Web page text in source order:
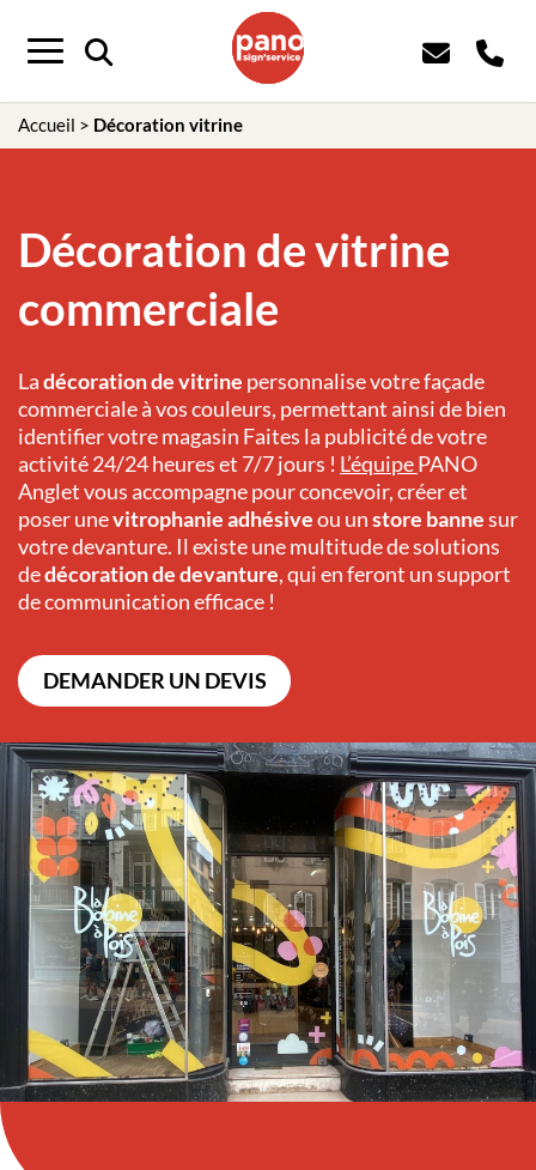
Menu
Accueil > Décoration vitrine
Décoration de vitrine
commerciale
Ladécoration de vitrine personnalise votre façade
commerciale à vos couleurs, permettant ainsi de bien
identifier votre magasin Faites la publicité de votre
activité 24/24 heures et 7/7 jours ! L’équipePANO
Angletvous accompagne pour concevoir, créer et
poser unevitrophanie adhésiveou unstore bannesur
votre devanture. Il existe une multitude de solutions
dedécoration de devanture, qui en feront un support
de communication efficace !
DEMANDER UN DEVIS